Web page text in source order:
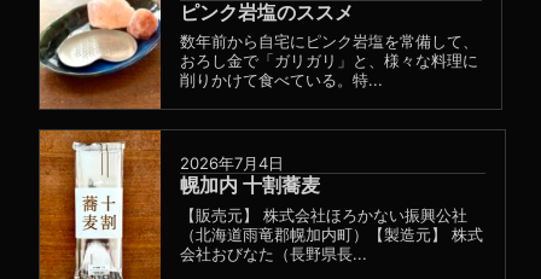
ピンク岩塩のススメ
数年前から自宅にピンク岩塩を常備して、
おろし金で「ガリガリ」と、様々な料理に
削りかけて食べている。特...
2026年7月4日
幌加内 十割蕎麦
【販売元】 株式会社ほろかない振興公社
（北海道雨竜郡幌加内町）【製造元】 株式
会社おびなた（長野県長...